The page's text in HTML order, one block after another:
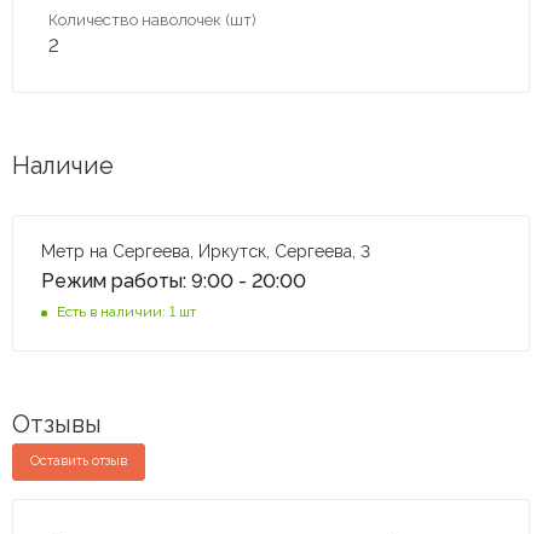
Количество наволочек (шт)
2
Наличие
Метр на Сергеева, Иркутск, Сергеева, 3
Режим работы: 9:00 - 20:00
Есть в наличии: 1 шт
Отзывы
Оставить отзыв